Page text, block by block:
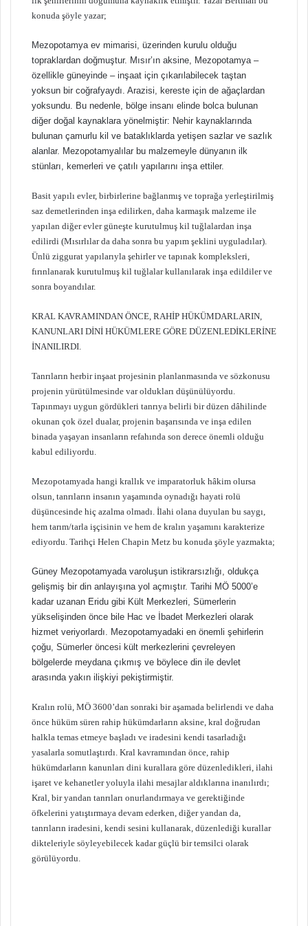
konuda şöyle yazar;
Mezopotamya ev mimarisi, üzerinden kurulu olduğu
topraklardan doğmuştur. Mısır’ın aksine, Mezopotamya –
özellikle güneyinde – inşaat için çıkarılabilecek taştan
yoksun bir coğrafyaydı. Arazisi, kereste için de ağaçlardan
yoksundu. Bu nedenle, bölge insanı elinde bolca bulunan
diğer doğal kaynaklara yönelmiştir: Nehir kaynaklarında
bulunan çamurlu kil ve bataklıklarda yetişen sazlar ve sazlık
alanlar. Mezopotamyalılar bu malzemeyle dünyanın ilk
stünları, kemerleri ve çatılı yapılarını inşa ettiler.
Basit yapılı evler, birbirlerine bağlanmış ve toprağa yerleştirilmiş
saz demetlerinden inşa edilirken, daha karmaşık malzeme ile
yapılan diğer evler güneşte kurutulmuş kil tuğlalardan inşa
edilirdi (Mısırlılar da daha sonra bu yapım şeklini uyguladılar).
Ünlü ziggurat yapılarıyla şehirler ve tapınak kompleksleri,
fırınlanarak kurutulmuş kil tuğlalar kullanılarak inşa edildiler ve
sonra boyandılar.
KRAL KAVRAMINDAN ÖNCE, RAHİP HÜKÜMDARLARIN,
KANUNLARI DİNİ HÜKÜMLERE GÖRE DÜZENLEDİKLERİNE
İNANILIRDI.
Tanrıların herbir inşaat projesinin planlanmasında ve sözkonusu
projenin yürütülmesinde var oldukları düşünülüyordu.
Tapınmayı uygun gördükleri tanrıya belirli bir düzen dâhilinde
okunan çok özel dualar, projenin başarısında ve inşa edilen
binada yaşayan insanların refahında son derece önemli olduğu
kabul ediliyordu.
Mezopotamyada hangi krallık ve imparatorluk hâkim olursa
olsun, tanrıların insanın yaşamında oynadığı hayati rolü
düşüncesinde hiç azalma olmadı. İlahi olana duyulan bu saygı,
hem tarım/tarla işçisinin ve hem de kralın yaşamını karakterize
ediyordu. Tarihçi Helen Chapin Metz bu konuda şöyle yazmakta;
Güney Mezopotamyada varoluşun istikrarsızlığı, oldukça
gelişmiş bir din anlayışına yol açmıştır. Tarihi MÖ 5000’e
kadar uzanan Eridu gibi Kült Merkezleri, Sümerlerin
yükselişinden önce bile Hac ve İbadet Merkezleri olarak
hizmet veriyorlardı. Mezopotamyadaki en önemli şehirlerin
çoğu, Sümerler öncesi kült merkezlerini çevreleyen
bölgelerde meydana çıkmış ve böylece din ile devlet
arasında yakın ilişkiyi pekiştirmiştir.
Kralın rolü, MÖ 3600’dan sonraki bir aşamada belirlendi ve daha
önce hüküm süren rahip hükümdarların aksine, kral doğrudan
halkla temas etmeye başladı ve iradesini kendi tasarladığı
yasalarla somutlaştırdı. Kral kavramından önce, rahip
hükümdarların kanunları dini kurallara göre düzenledikleri, ilahi
işaret ve kehanetler yoluyla ilahi mesajlar aldıklarına inanılırdı;
Kral, bir yandan tanrıları onurlandırmaya ve gerektiğinde
öfkelerini yatıştırmaya devam ederken, diğer yandan da,
tanrıların iradesini, kendi sesini kullanarak, düzenlediği kurallar
dikteleriyle söyleyebilecek kadar güçlü bir temsilci olarak
görülüyordu.